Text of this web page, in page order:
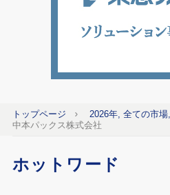
トップページ
2026年, 全ての市
中本パックス株式会社
ホットワード